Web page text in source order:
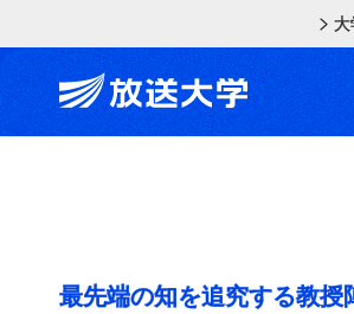
スクリーンリー
大
最先端の知を追究する教授